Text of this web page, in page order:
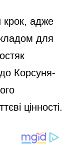
крок, адже
для
Корсуня-
цінності.